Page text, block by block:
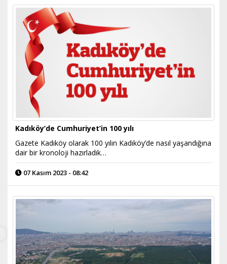
Kadıköy’de Cumhuriyet’in 100 yılı
Gazete Kadıköy olarak 100 yılın Kadıköy’de nasıl yaşandığına
dair bir kronoloji hazırladık…
07 Kasım 2023 - 08:42